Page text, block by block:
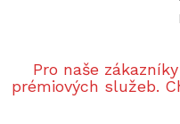
Pro naše
prémiových služeb.